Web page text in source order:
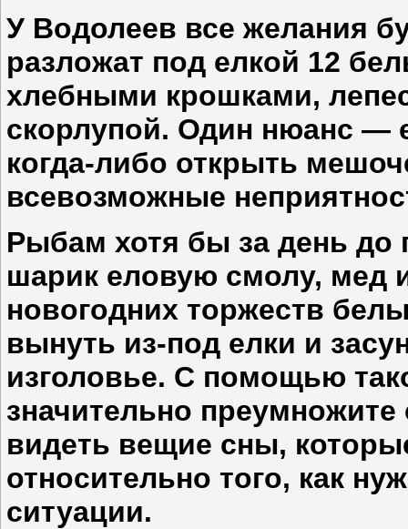
У Водолеев все желания
разложат под елкой 12
хлебными крошками,
скорлупой. Один нюанс —
когда-либо открыть
всевозможные
Рыбам хотя бы за день до
шарик еловую смолу, мед
новогодних торжеств
вынуть из-под елки и
изголовье. С помощью
значительно преумножите
видеть вещие сны,
относительно того, как
ситуации.